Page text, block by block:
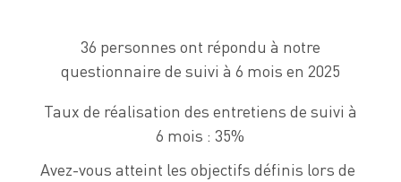
36 personnes ont répondu à notre
questionnaire de suivi à 6 mois en 2025
Taux de réalisation des entretiens de suivi à
6 mois : 35%
Avez-vous atteint les objectifs définis lors de